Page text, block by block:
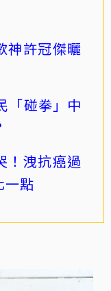
神許冠傑曬
「碰拳」中
！洩抗癌過
一點